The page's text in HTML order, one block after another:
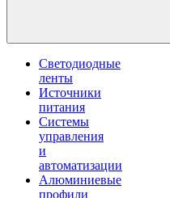
Светодиодные
ленты
Источники
питания
Системы
управления
и
автоматизации
Алюминиевые
профили